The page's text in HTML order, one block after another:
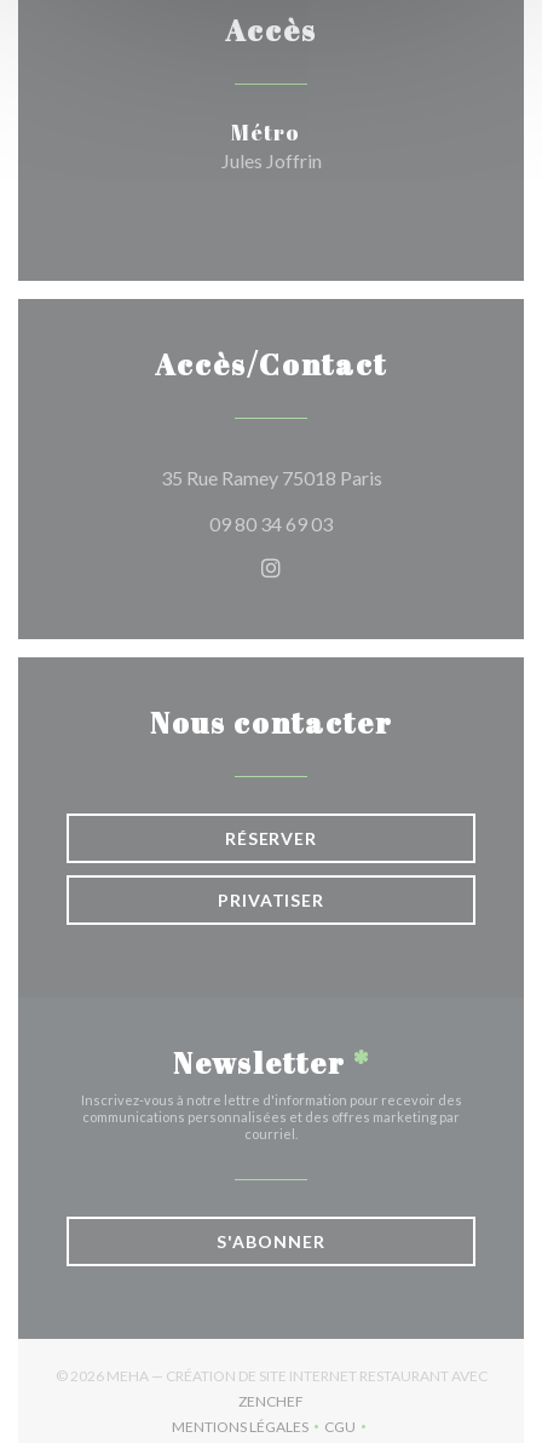
Accès
Métro
Jules Joffrin
Accès/Contact
35 Rue Ramey 75018 Paris((ouvre une
09 80 34 69 03
Instagram ((ouvre une
Nous contacter
RÉSERVER
PRIVATISER
Newsletter *
Inscrivez-vous à notre lettre d'information pour recevoir des
communications personnalisées et des offres marketing par
courriel.
S'ABONNER
© 2026 MEHA — CRÉATION DE SITE INTERNET RESTAURANT AVEC
ZENCHEF
MENTIONS LÉGALES
((OUVRE UNE NOUVELLE FENÊTRE))
CGU
((OUVRE UNE NOUVELLE